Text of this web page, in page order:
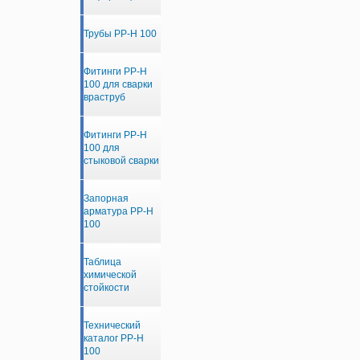
Трубы PP-H 100
Фитинги PP-H
100 для сварки
враструб
Фитинги PP-H
100 для
стыковой сварки
Запорная
арматура PP-H
100
Таблица
химической
стойкости
Технический
каталог PP-H
100